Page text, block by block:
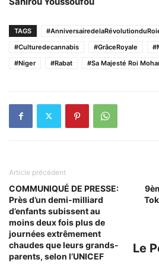
TAGS
#Culturedecannabis
#GrâceRoyale
#Niger
#Rabat #Sa Majesté Roi
Article précédent
COMMUNIQUÉ DE PRESSE:
Près d’un demi-milliard
d’enfants subissent au
moins deux fois plus de
journées extrêmement
chaudes que leurs grands-
parents, selon l’UNICEF
Le